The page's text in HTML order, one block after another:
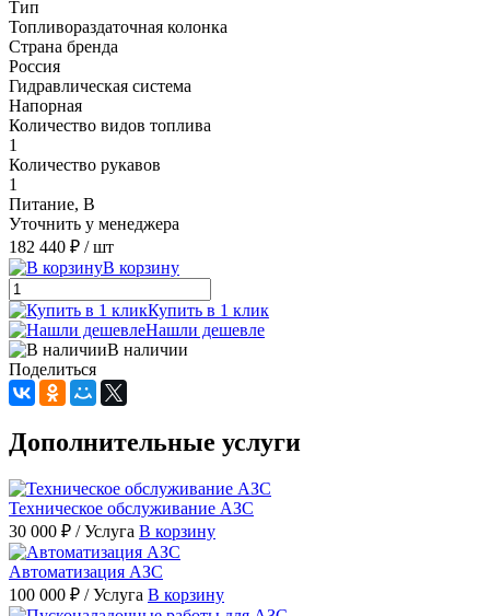
Тип
Топливораздаточная колонка
Страна бренда
Россия
Гидравлическая система
Напорная
Количество видов топлива
1
Количество рукавов
1
Питание, В
Уточнить у менеджера
182 440 ₽ / шт
В корзину
Купить в 1 клик
Нашли дешевле
В наличии
Поделиться
Дополнительные услуги
Техническое обслуживание АЗС
30 000 ₽ / Услуга В корзину
Автоматизация АЗС
100 000 ₽ / Услуга В корзину